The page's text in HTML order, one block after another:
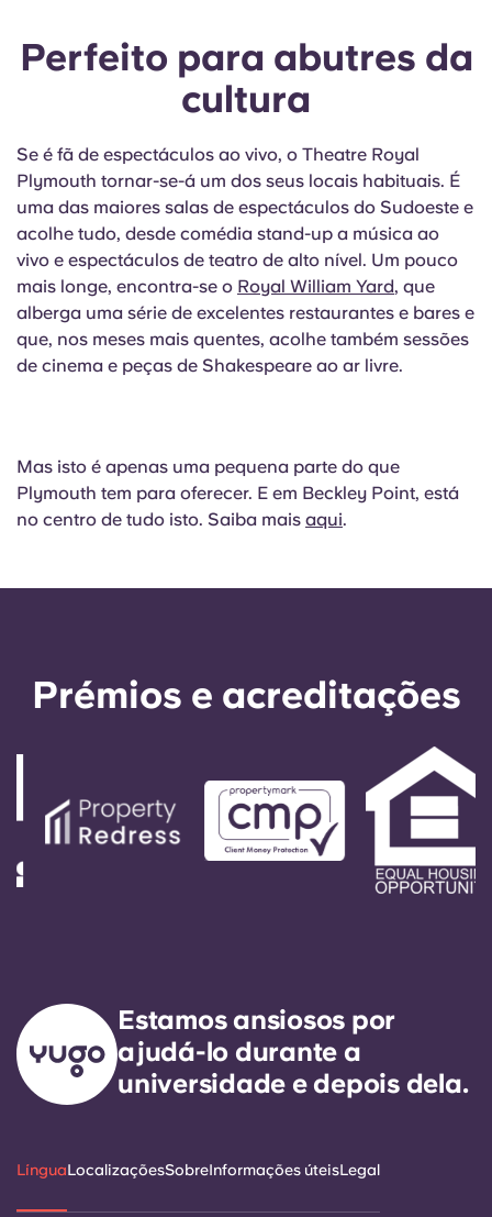
Perfeito para abutres da
cultura
Se é fã de espectáculos ao vivo, o Theatre Royal
Plymouth tornar-se-á um dos seus locais habituais. É
uma das maiores salas de espectáculos do Sudoeste e
acolhe tudo, desde comédia stand-up a música ao
vivo e espectáculos de teatro de alto nível. Um pouco
mais longe, encontra-se o Royal William Yard, que
alberga uma série de excelentes restaurantes e bares e
que, nos meses mais quentes, acolhe também sessões
de cinema e peças de Shakespeare ao ar livre.
Mas isto é apenas uma pequena parte do que
Plymouth tem para oferecer. E em Beckley Point, está
no centro de tudo isto. Saiba mais aqui.
Prémios e acreditações
Estamos ansiosos por
ajudá-lo durante a
universidade e depois dela.
LínguaLocalizaçõesSobreInformações úteisLegal